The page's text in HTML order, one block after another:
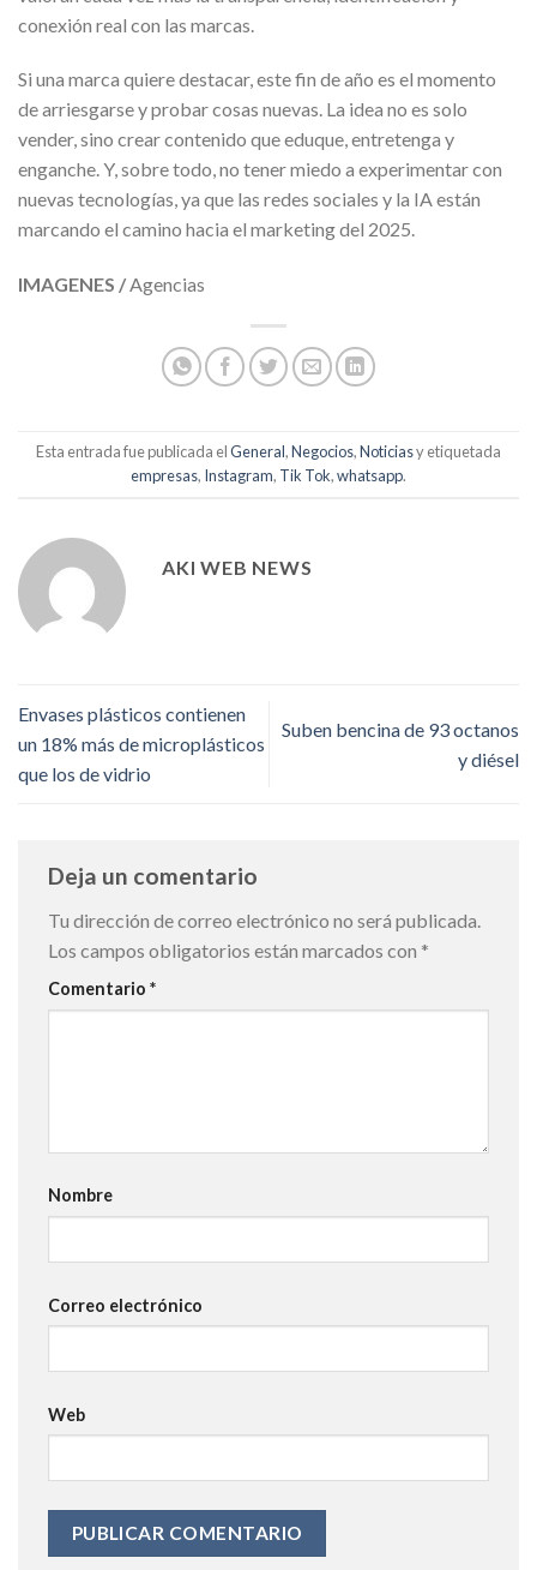
conexión real con las marcas.
Si una marca quiere destacar, este fin de año es el momento
de arriesgarse y probar cosas nuevas. La idea no es solo
vender, sino crear contenido que eduque, entretenga y
enganche. Y, sobre todo, no tener miedo a experimentar con
nuevas tecnologías, ya que las redes sociales y la IA están
marcando el camino hacia el marketing del 2025.
IMAGENES /Agencias
Esta entrada fue publicada elGeneral,Negocios,Noticiasy etiquetada
empresas, Instagram, Tik Tok,whatsapp.
AKI WEB NEWS
Envases plásticos contienen
un 18% más de microplásticos
que los de vidrio
Suben bencina de 93 octanos
y diésel
Deja un comentario
Tu dirección de correo electrónico no será publicada.
Los campos obligatorios están marcados con *
Comentario *
Nombre
Correo electrónico
Web